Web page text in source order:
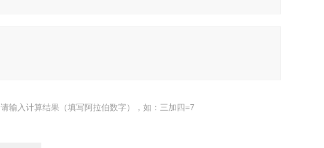
请输入计算结果（填写阿拉伯数字），如：三加四=7